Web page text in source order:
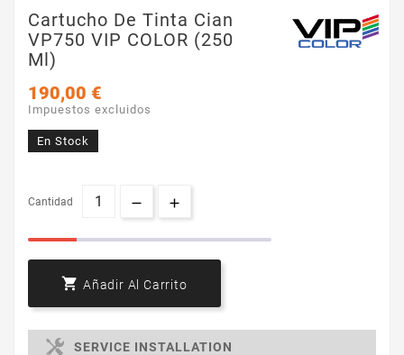
Cartucho De Tinta Cian
VP750 VIP COLOR (250
Ml)
190,00 €
Impuestos excluidos
En Stock
Cantidad
 Añadir Al Carrito
SERVICE INSTALLATION